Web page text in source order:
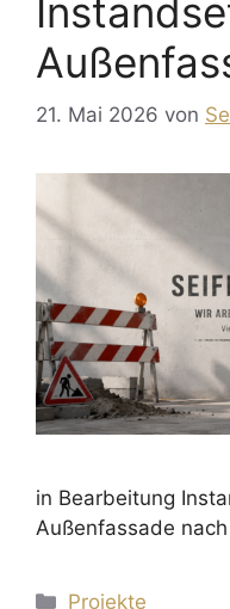
21. Mai 2026 von
in Bearbeitung
Außenfassade
Kategorien
Projekte